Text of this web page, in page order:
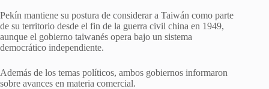
Pekín mantiene su postura de considerar a Taiwán como parte
de su territorio desde el fin de la guerra civil china en 1949,
aunque el gobierno taiwanés opera bajo un sistema
democrático independiente.
Además de los temas políticos, ambos gobiernos informaron
sobre avances en materia comercial.